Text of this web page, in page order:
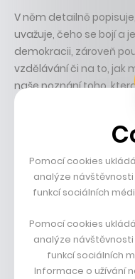
V něm detailně
uvažuje, čeho se bojí a
demokracii, zároveň
vzdělávání či na to, jak
naše poznání toho,
Pomocí cookies
analýze
funkcí sociálních
Pomocí cookies
analýze
funkcí sociálních
Informace o užívání